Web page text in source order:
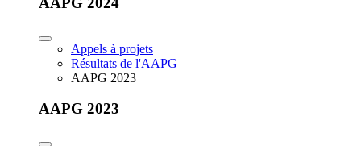
Appels à projets
Résultats de l'AAPG
AAPG 2023
AAPG 2023